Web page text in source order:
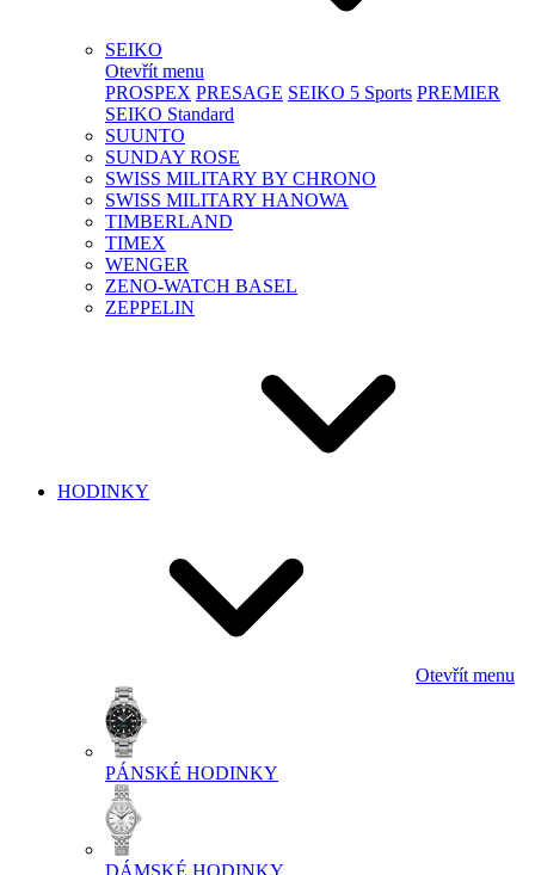
SEIKO
Otevřít menu
PROSPEX PRESAGE SEIKO 5 Sports PREMIER
SEIKO Standard
SUUNTO
SUNDAY ROSE
SWISS MILITARY BY CHRONO
SWISS MILITARY HANOWA
TIMBERLAND
TIMEX
WENGER
ZENO-WATCH BASEL
ZEPPELIN
HODINKY
Otevřít menu
PÁNSKÉ HODINKY
DÁMSKÉ HODINKY